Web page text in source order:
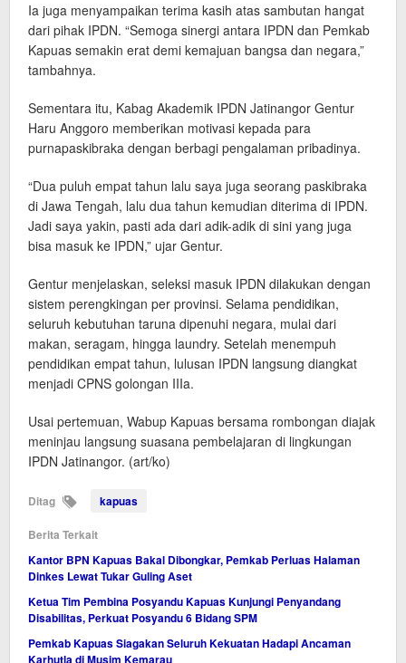
Ia juga menyampaikan terima kasih atas sambutan hangat
dari pihak IPDN. “Semoga sinergi antara IPDN dan Pemkab
Kapuas semakin erat demi kemajuan bangsa dan negara,”
tambahnya.
Sementara itu, Kabag Akademik IPDN Jatinangor Gentur
Haru Anggoro memberikan motivasi kepada para
purnapaskibraka dengan berbagi pengalaman pribadinya.
“Dua puluh empat tahun lalu saya juga seorang paskibraka
di Jawa Tengah, lalu dua tahun kemudian diterima di IPDN.
Jadi saya yakin, pasti ada dari adik-adik di sini yang juga
bisa masuk ke IPDN,” ujar Gentur.
Gentur menjelaskan, seleksi masuk IPDN dilakukan dengan
sistem perengkingan per provinsi. Selama pendidikan,
seluruh kebutuhan taruna dipenuhi negara, mulai dari
makan, seragam, hingga laundry. Setelah menempuh
pendidikan empat tahun, lulusan IPDN langsung diangkat
menjadi CPNS golongan IIIa.
Usai pertemuan, Wabup Kapuas bersama rombongan diajak
meninjau langsung suasana pembelajaran di lingkungan
IPDN Jatinangor. (art/ko)
Ditag kapuas
Berita Terkait
Kantor BPN Kapuas Bakal Dibongkar, Pemkab Perluas Halaman
Dinkes Lewat Tukar Guling Aset
Ketua Tim Pembina Posyandu Kapuas Kunjungi Penyandang
Disabilitas, Perkuat Posyandu 6 Bidang SPM
Pemkab Kapuas Siagakan Seluruh Kekuatan Hadapi Ancaman
Karhutla di Musim Kemarau